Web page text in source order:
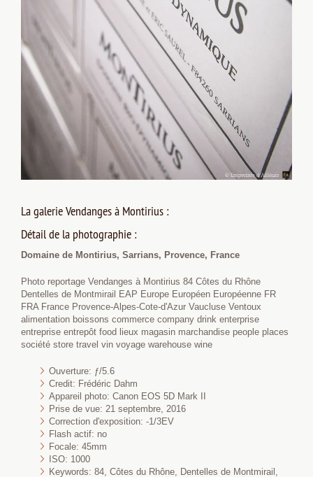
La galerie Vendanges à Montirius :
Détail de la photographie :
Domaine de Montirius, Sarrians, Provence, France
Photo reportage Vendanges à Montirius 84 Côtes du Rhône
Dentelles de Montmirail EAP Europe Européen Européenne FR
FRA France Provence-Alpes-Cote-d'Azur Vaucluse Ventoux
alimentation boissons commerce company drink enterprise
entreprise entrepôt food lieux magasin marchandise people places
société store travel vin voyage warehouse wine
Ouverture: ƒ/5.6
Credit: Frédéric Dahm
Appareil photo: Canon EOS 5D Mark II
Prise de vue: 21 septembre, 2016
Correction d'exposition: -1/3EV
Flash actif: no
Focale: 45mm
ISO: 1000
Keywords: 84, Côtes du Rhône, Dentelles de Montmirail,